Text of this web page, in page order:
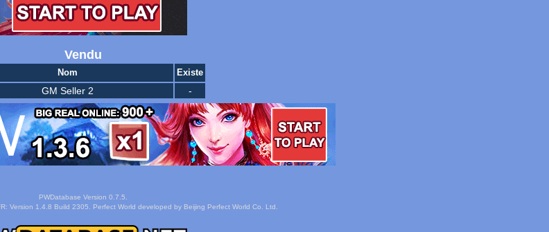
Vendu
Nom Existe
GM Seller 2 -
PWDatabase Version 0.7.5.
Version 1.4.8 Build 2305. Perfect World developed by Beijing Perfect World Co. Ltd.